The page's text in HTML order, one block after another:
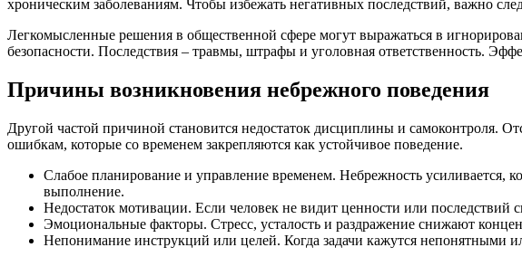
хроническим заболеваниям. Чтобы избежать негативных последствий, важно
Легкомысленные решения в общественной сфере могут выражаться в
безопасности. Последствия – травмы, штрафы и уголовная ответственность.
Причины возникновения небрежного поведения
Другой частой причиной становится недостаток дисциплины и самоконтроля.
ошибкам, которые со временем закрепляются как устойчивое поведение.
Слабое планирование и управление временем. Небрежность усиливается,
выполнение.
Недостаток мотивации. Если человек не видит ценности или
Эмоциональные факторы. Стресс, усталость и раздражение снижают
Непонимание инструкций или целей. Когда задачи кажутся непонятными